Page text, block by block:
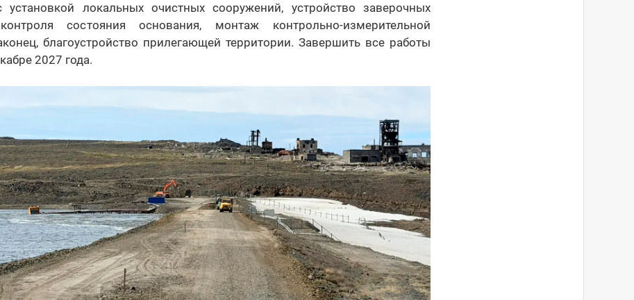
локальных очистных сооружений, устройство заверочных
состояния основания, монтаж контрольно-измерительной
благоустройство прилегающей территории. Завершить все работы
2027 года.